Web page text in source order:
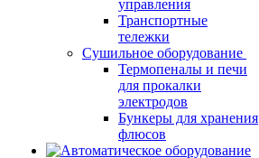
управления
Транспортные
тележки
Сушильное оборудование
Термопеналы и печи
для прокалки
электродов
Бункеры для хранения
флюсов